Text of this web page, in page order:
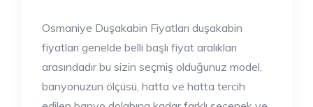
Osmaniye Duşakabin Fiyatları duşakabin
fiyatları genelde belli başlı fiyat aralıkları
arasındadır bu sizin seçmiş olduğunuz model,
banyonuzun ölçüsü, hatta ve hatta tercih